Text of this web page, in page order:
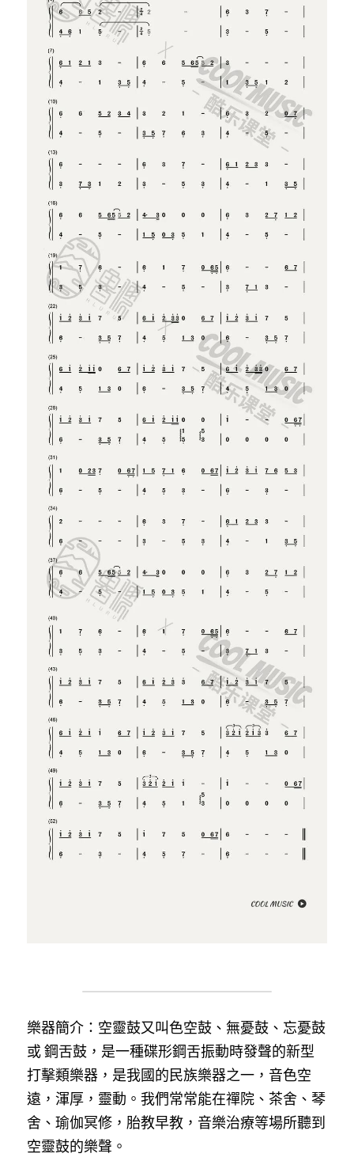
樂器簡介：空靈鼓又叫色空鼓、無憂鼓、忘憂鼓
或 鋼舌鼓，是一種碟形鋼舌振動時發聲的新型
打擊類樂器，是我國的民族樂器之一，音色空
遠，渾厚，靈動。我們常常能在禪院、茶舍、琴
舍、瑜伽冥修，胎教早教，音樂治療等場所聽到
空靈鼓的樂聲。